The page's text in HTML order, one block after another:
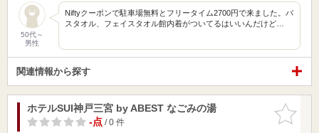
50代～
男性
Niftyクーポンで駐車場無料とフリータイム2700円で来ました。バ
スタオル、フェイスタオル館内着がついてるはいいんだけど…
関連情報から探す
お気に入
りに追加
ホテルSUI神戸三宮 by ABEST なごみの湯
-点/ 0 件